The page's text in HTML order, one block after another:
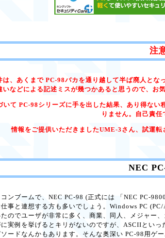
注
は、あくまで PC-98バカを通り越して半ば廃人とな
いなどによる記述ミスが幾つかあると思うので、お
いて PC-98シリーズに手を出した結果、あり得な
りません。自己責
情報をご提供いただきましたUME-3さん、試運
NEC
ンブームで、NEC PC-98 (正式には 「NEC PC-
事と連想する方も多いでしょう。Windows PC
のでユーザが非常に多く、商業、同人、メジャー
実例を挙げるとキリがないのですが、ASCIIとい
ードなんかもあります。そんな奥深い PC-98用ゲ